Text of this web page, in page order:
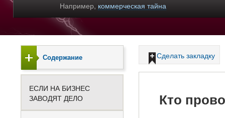
Например, коммерческая тайна
Сделать закладку
Кто
Содержание
ЕСЛИ НА БИЗНЕС
ЗАВОДЯТ ДЕЛО